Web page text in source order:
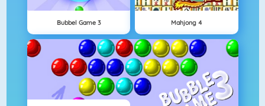
Bubbel Game 3 Mahjong 4